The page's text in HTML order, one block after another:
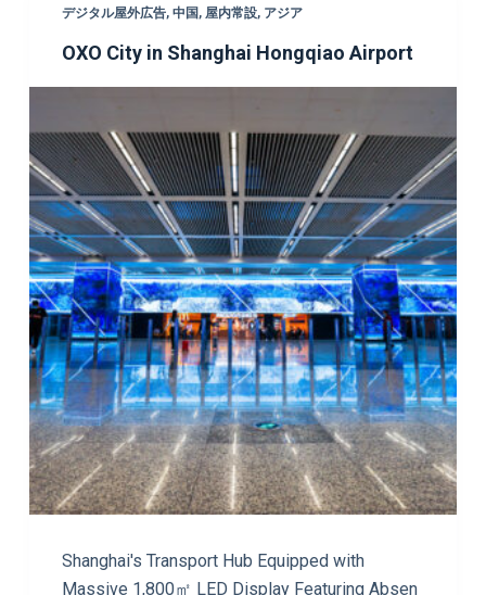
デジタル屋外広告, 中国, 屋内常設, アジア
OXO City in Shanghai Hongqiao Airport
Shanghai's Transport Hub Equipped with
Massive 1,800㎡ LED Display Featuring Absen